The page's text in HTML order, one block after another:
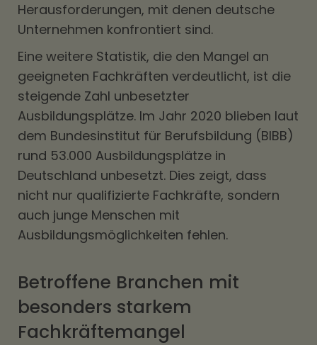
Herausforderungen, mit denen deutsche
Unternehmen konfrontiert sind.
Eine weitere Statistik, die den Mangel an
geeigneten Fachkräften verdeutlicht, ist die
steigende Zahl unbesetzter
Ausbildungsplätze. Im Jahr 2020 blieben laut
dem Bundesinstitut für Berufsbildung (BIBB)
rund 53.000 Ausbildungsplätze in
Deutschland unbesetzt. Dies zeigt, dass
nicht nur qualifizierte Fachkräfte, sondern
auch junge Menschen mit
Ausbildungsmöglichkeiten fehlen.
Betroffene Branchen mit
besonders starkem
Fachkräftemangel